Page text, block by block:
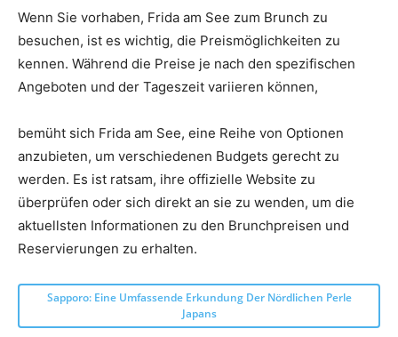
Wenn Sie vorhaben, Frida am See zum Brunch zu
besuchen, ist es wichtig, die Preismöglichkeiten zu
kennen. Während die Preise je nach den spezifischen
Angeboten und der Tageszeit variieren können,
bemüht sich Frida am See, eine Reihe von Optionen
anzubieten, um verschiedenen Budgets gerecht zu
werden. Es ist ratsam, ihre offizielle Website zu
überprüfen oder sich direkt an sie zu wenden, um die
aktuellsten Informationen zu den Brunchpreisen und
Reservierungen zu erhalten.
Sapporo: Eine Umfassende Erkundung Der Nördlichen Perle
Japans